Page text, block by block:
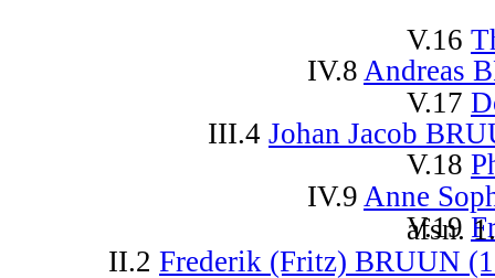
V.16
IV.8 Andreas
V.17
III.4 Johan Jacob
V.18
IV.9 Anne
V.19
afsn.
II.2 Frederik (Fritz) BRUUN